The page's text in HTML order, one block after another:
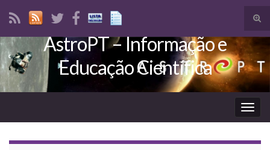
Search for:
AstroPT – Informação e
Educação Científica